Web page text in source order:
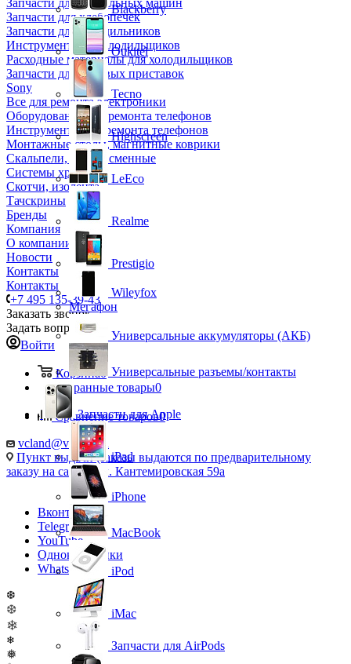
Запчасти для стиральных машин
Запчасти для хлебопечек
Запчасти для холодильников
Инструмент для холодильщиков
Расходные материалы для холодильщиков
Запчасти для игровых приставок
Sony
Все для ремонта электроники
Оборудование для ремонта телефонов
Инструменты для ремонта телефонов
Монтажные столы, магнитные коврики
Скальпели, лезвия сменные
Системы хранения
Скотчи, изолента
Тачскрины
Бренды
Компания
О компании
Новости
Контакты
Контакты
+7 495 135-39-43
Заказать звонок
Задать вопрос
Войти
Корзина0
Избранные товары0
Сравнение товаров0
vcland@vcland.ru
Пункт выдачи (заказы выдаются по предварительному
заказу на сайте), ул. Кантемировская 59а
Вконтакте
Telegram
YouTube
Одноклассники
WhatsApp
❆
❆
❄
❄
❅
Blackberry
Oukitel
Tecno
Highscreen
LeEco
Realme
Prestigio
Wileyfox
Мегафон
Универсальные аккумуляторы (АКБ)
Универсальные разъемы/контакты
Запчасти для Apple
iPad
iPhone
MacBook
iPod
iMac
Запчасти для AirPods